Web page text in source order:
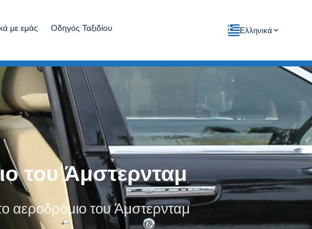
με εμάς Οδηγός Ταξιδίου Ελληνικά
του Άμστερνταμ
αεροδρόμιο του Άμστερνταμ